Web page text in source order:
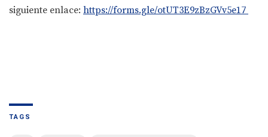
siguiente enlace: https://forms.gle/otUT3E9zBzGVv5e17
TAGS